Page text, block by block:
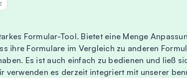
Formular-Tool. Bietet eine Menge
ihre Formulare im Vergleich zu anderen
Es ist auch einfach zu bedienen und ließ
verwenden es derzeit integriert mit unserer